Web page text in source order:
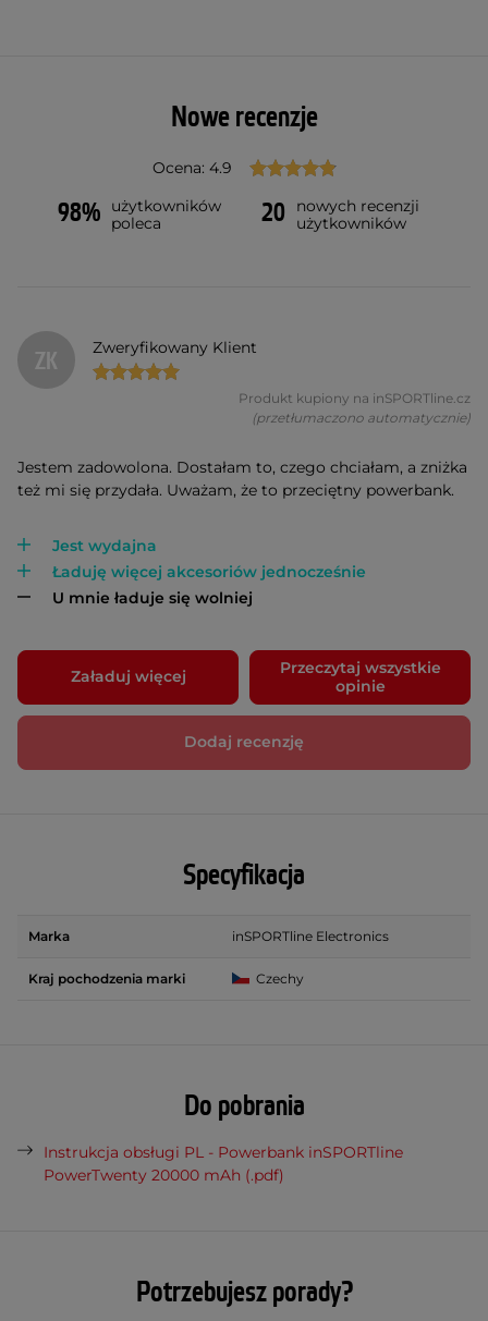
Nowe recenzje
Ocena: 4.9
98%
użytkowników
poleca
20
nowych recenzji
użytkowników
ZK Zweryfikowany Klient
Produkt kupiony na inSPORTline.cz
(przetłumaczono automatycznie)
Jestem zadowolona. Dostałam to, czego chciałam, a zniżka
też mi się przydała. Uważam, że to przeciętny powerbank.
Jest wydajna
Ładuję więcej akcesoriów jednocześnie
U mnie ładuje się wolniej
Załaduj więcej
Przeczytaj wszystkie
opinie
Dodaj recenzję
Specyfikacja
Marka inSPORTline Electronics
Kraj pochodzenia marki Czechy
Do pobrania
Instrukcja obsługi PL - Powerbank inSPORTline
PowerTwenty 20000 mAh (.pdf)
Potrzebujesz porady?